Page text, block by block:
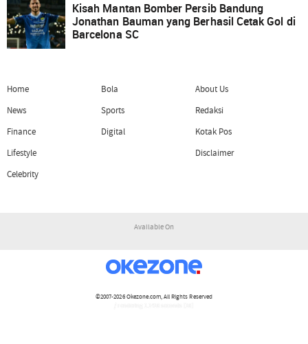
Kisah Mantan Bomber Persib Bandung
Jonathan Bauman yang Berhasil Cetak Gol di
Barcelona SC
Home
News
Finance
Lifestyle
Celebrity
Bola
Sports
Digital
About Us
Redaksi
Kotak Pos
Disclaimer
Available On
©2007-2026Okezone.com, All Rights Reserved